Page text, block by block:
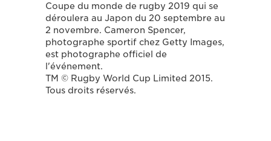
Coupe du monde de rugby 2019 qui se
déroulera au Japon du 20 septembre au
2 novembre. Cameron Spencer,
photographe sportif chez Getty Images,
est photographe officiel de
l'événement.
TM © Rugby World Cup Limited 2015.
Tous droits réservés.